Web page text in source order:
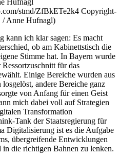
Hufnagl
stmd/ZfBkETe2k4 Copyright-
Anne Hufnagl)
kann ich klar sagen: Es macht
ob am Kabinettstisch die
Stimme hat. In Bayern wurde
für das
Einige Bereiche wurden aus
losgelöst, andere Bereiche ganz
von Anfang für einen Geist
mich dabei voll auf Strategien
Transformation
Tank der Staatsregierung für
Digitalisierung ist es die Aufgabe
übergreifende Entwicklungen
in die richtigen Bahnen zu lenken.